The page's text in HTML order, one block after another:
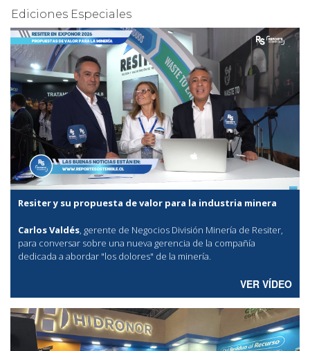
Ediciones Especiales
Resiter y su propuesta de valor para la industria minera
Carlos Valdés, gerente de Negocios División Minería de Resiter,
para conversar sobre una nueva gerencia de la compañía
dedicada a abordar "los dolores" de la minería.
VER VÍDEO